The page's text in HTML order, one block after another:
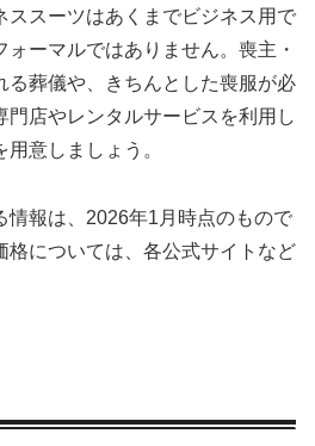
ススーツはあくまでビジネス用で
ーマルではありません。喪主・
る葬儀や、きちんとした喪服が必
門店やレンタルサービスを利用し
意しましょう。
報は、2026年1月時点のもので
格については、各公式サイトなど